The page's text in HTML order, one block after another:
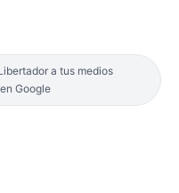
a tus medios
Google